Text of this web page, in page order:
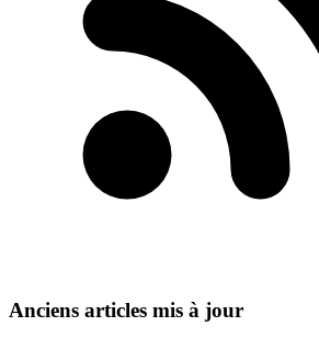
Anciens articles mis à jour